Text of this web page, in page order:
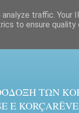
ΤΩΝ
E
traffic. Your
to ensure